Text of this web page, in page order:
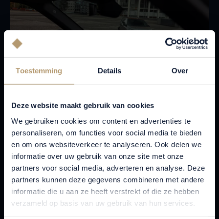
Toestemming Details Over
Deze website maakt gebruik van cookies
We gebruiken cookies om content en advertenties te
personaliseren, om functies voor social media te bieden
en om ons websiteverkeer te analyseren. Ook delen we
informatie over uw gebruik van onze site met onze
partners voor social media, adverteren en analyse. Deze
partners kunnen deze gegevens combineren met andere
informatie die u aan ze heeft verstrekt of die ze hebben
verzameld op basis van uw gebruik van hun services.
WAAROM EEN APPROVED OCCASION KOPEN
BIJ KNOOK BREDA?
Als officiële Land Rover dealer voor West-Brabant bieden
wij u maximale transparantie en service rondom uw
aanschaf: